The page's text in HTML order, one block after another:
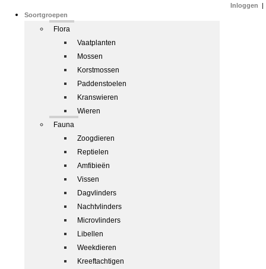
Soortgroepen
Flora
Vaatplanten
Mossen
Korstmossen
Paddenstoelen
Kranswieren
Wieren
Fauna
Zoogdieren
Reptielen
Amfibieën
Vissen
Dagvlinders
Nachtvlinders
Microvlinders
Libellen
Weekdieren
Kreeftachtigen
Inloggen |